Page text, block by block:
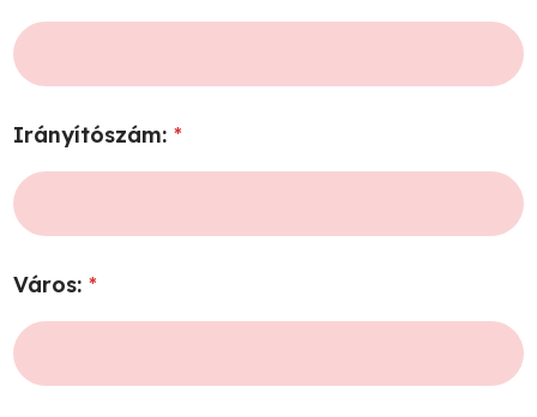
Irányítószám: *
Város: *